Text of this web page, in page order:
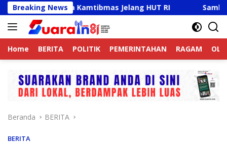
Langsung
ke
konten
Breaking News
Jaga Kamtibmas Jelang HUT RI Sambut HUT RI
Home BERITA POLITIK PEMERINTAHAN RAGAM
Beranda BERITA
BERITA